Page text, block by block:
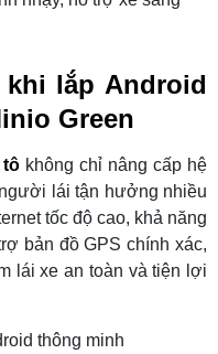
lắp Android
Green
tô không chỉ nâng cấp hệ
lái tận hưởng nhiều
tốc độ cao, khả năng
bản đồ GPS chính xác,
lái xe an toàn và tiện lợi
thông minh